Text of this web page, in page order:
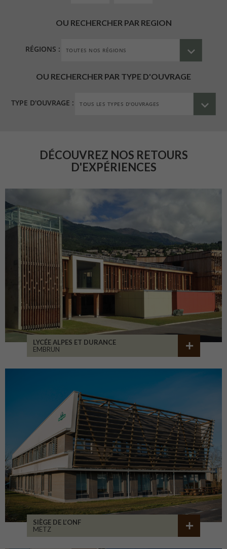
OU RECHERCHER PAR REGION
RÉGIONS :
OU RECHERCHER PAR TYPE D'OUVRAGE
TYPE D'OUVRAGE :
DÉCOUVREZ NOS RETOURS
D'EXPÉRIENCES
LYCÉE ALPES ET DURANCE
EMBRUN
SIÈGE DE L’ONF
METZ